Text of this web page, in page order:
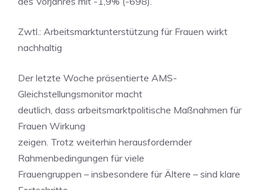
Zwtl.: Arbeitsmarktunterstützung für Frauen wirkt
nachhaltig
Der letzte Woche präsentierte AMS-
Gleichstellungsmonitor macht
deutlich, dass arbeitsmarktpolitische Maßnahmen für
Frauen Wirkung
zeigen. Trotz weiterhin herausfordernder
Rahmenbedingungen für viele
Frauengruppen – insbesondere für Ältere – sind klare